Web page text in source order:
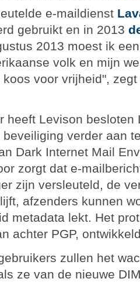
e-maildienst
gebruikt en in 2013
2013 moest ik
volk en mijn
voor vrijheid",
heeft Levison
verder aan
Dark Internet Mail
zorgt dat e-
zijn versleuteld, de
afzenders kunnen
metadata lekt. Het
achter PGP,
zullen het
ze van de nieuwe